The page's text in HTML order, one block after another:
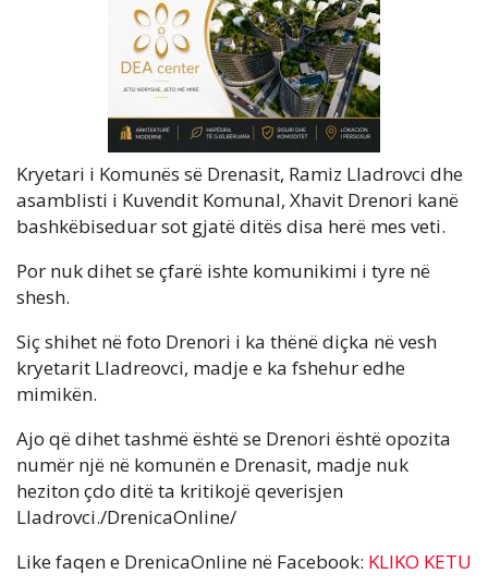
Kryetari i Komunës së Drenasit, Ramiz Lladrovci dhe
asamblisti i Kuvendit Komunal, Xhavit Drenori kanë
bashkëbiseduar sot gjatë ditës disa herë mes veti.
Por nuk dihet se çfarë ishte komunikimi i tyre në
shesh.
Siç shihet në foto Drenori i ka thënë diçka në vesh
kryetarit Lladreovci, madje e ka fshehur edhe
mimikën.
Ajo që dihet tashmë është se Drenori është opozita
numër një në komunën e Drenasit, madje nuk
heziton çdo ditë ta kritikojë qeverisjen
Lladrovci./DrenicaOnline/
Like faqen e DrenicaOnline në Facebook: KLIKO KETU